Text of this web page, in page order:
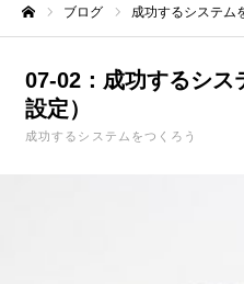
ブログ 成功するシステム
07-02：成功するシス
設定）
成功するシステムをつくろう